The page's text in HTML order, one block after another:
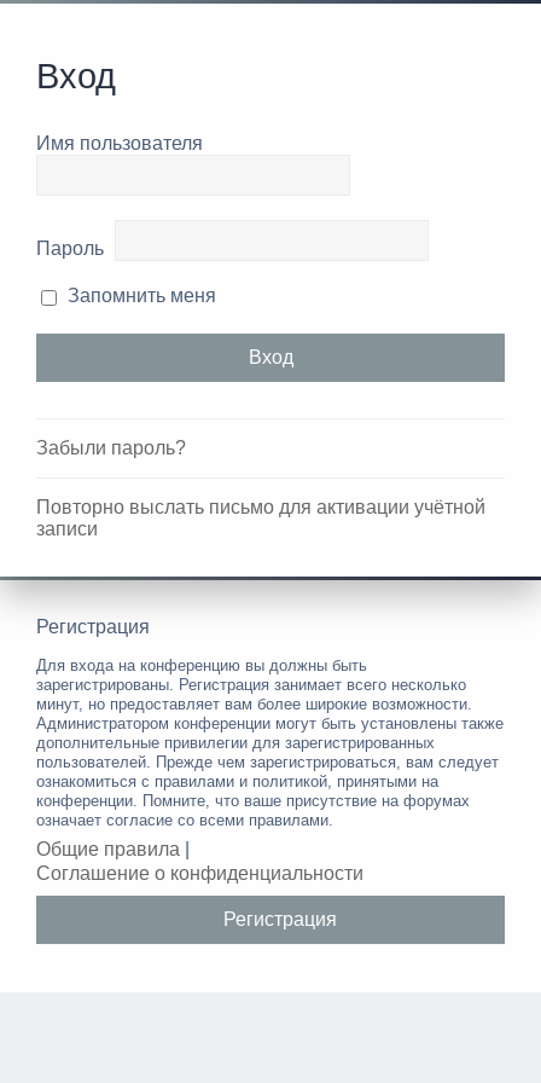
Вход
Имя пользователя
Пароль
Запомнить меня
Забыли пароль?
Повторно выслать письмо для активации учётной
записи
Регистрация
Для входа на конференцию вы должны быть
зарегистрированы. Регистрация занимает всего несколько
минут, но предоставляет вам более широкие возможности.
Администратором конференции могут быть установлены также
дополнительные привилегии для зарегистрированных
пользователей. Прежде чем зарегистрироваться, вам следует
ознакомиться с правилами и политикой, принятыми на
конференции. Помните, что ваше присутствие на форумах
означает согласие со всеми правилами.
Общие правила
Соглашение о конфиденциальности
Регистрация